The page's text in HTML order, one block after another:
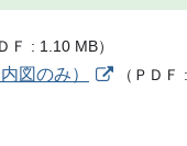
Ｆ 1.10 MB）
図のみ） （ ＰＤＦ